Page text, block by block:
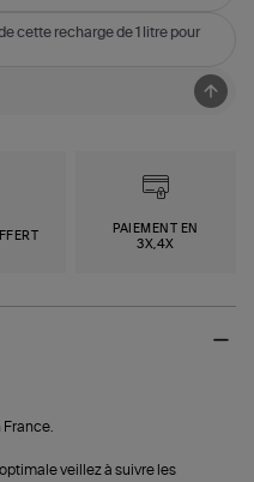
cette recharge de 1 litre pour
PAIEMENT EN
3X,4X
veillez à suivre les